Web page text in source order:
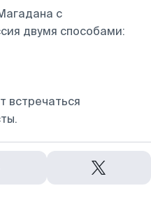
с
двумя способами:
встречаться